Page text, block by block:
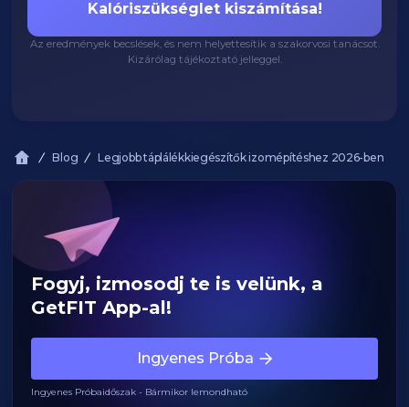
Kalóriszükséglet kiszámítása!
Az eredmények becslések, és nem helyettesítik a szakorvosi tanácsot.
Kizárólag tájékoztató jelleggel.
Blog Legjobb táplálékkiegészítők izomépítéshez 2026-ben
Fogyj, izmosodj te is velünk, a
GetFIT App-al!
Ingyenes Próba
Ingyenes Próbaidőszak - Bármikor lemondható